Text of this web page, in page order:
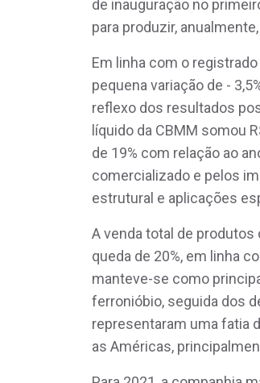
de inauguração no
para produzir,
Em linha com o
pequena variação de -
reflexo dos resultados
líquido da CBMM somou
de 19% com relação ao
comercializado e pelos
estrutural e aplicações
A venda total de
queda de 20%, em linha
manteve-se como
ferronióbio, seguida dos
representaram uma fatia
as Américas,